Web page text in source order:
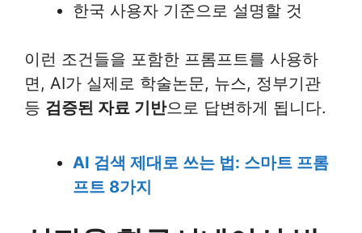
한국 사용자 기준으로 설명할 것
이런 조건들을 포함한 프롬프트를 사용하
면, AI가 실제로 학술논문, 뉴스, 정부기관
등 검증된 자료 기반으로 답변하게 됩니다.
AI 검색 제대로 쓰는 법: 스마트 프롬
프트 8가지